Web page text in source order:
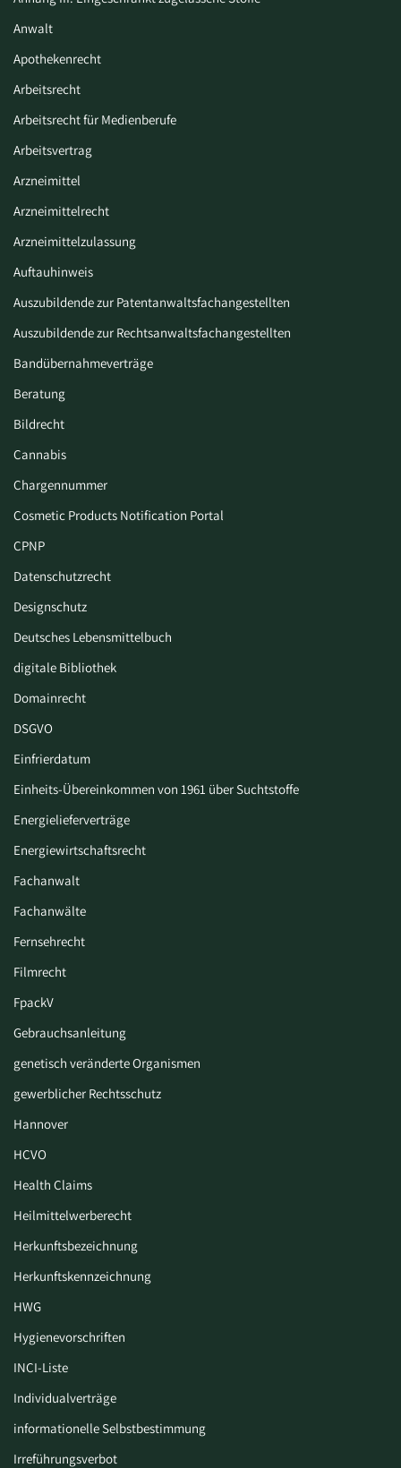
Anwalt
Apothekenrecht
Arbeitsrecht
Arbeitsrecht für Medienberufe
Arbeitsvertrag
Arzneimittel
Arzneimittelrecht
Arzneimittelzulassung
Auftauhinweis
Auszubildende zur Patentanwaltsfachangestellten
Auszubildende zur Rechtsanwaltsfachangestellten
Bandübernahmeverträge
Beratung
Bildrecht
Cannabis
Chargennummer
Cosmetic Products Notification Portal
CPNP
Datenschutzrecht
Designschutz
Deutsches Lebensmittelbuch
digitale Bibliothek
Domainrecht
DSGVO
Einfrierdatum
Einheits-Übereinkommen von 1961 über Suchtstoffe
Energielieferverträge
Energiewirtschaftsrecht
Fachanwalt
Fachanwälte
Fernsehrecht
Filmrecht
FpackV
Gebrauchsanleitung
genetisch veränderte Organismen
gewerblicher Rechtsschutz
Hannover
HCVO
Health Claims
Heilmittelwerberecht
Herkunftsbezeichnung
Herkunftskennzeichnung
HWG
Hygiene­vorschriften
INCI-Liste
Individualverträge
informationelle Selbstbestimmung
Irreführungsverbot